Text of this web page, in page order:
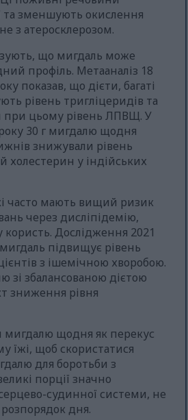
та зменшують окислення
з атеросклерозом.
що мигдаль може
профіль. Метааналіз 18
показав, що дієти, багаті
рівень тригліцеридів та
цьому рівень ЛПВЩ. У
30 г мигдалю щодня
знижували рівень
у індійських
часто мають вищий ризик
через дисліпідемію,
Дослідження 2021
підвищує рівень
з ішемічною хворобою.
зі збалансованою дієтою
зниження рівня
мигдалю щодня як перекус
їжі, щоб скористатися
для боротьби з
порції значно
судинної системи, не
дня.